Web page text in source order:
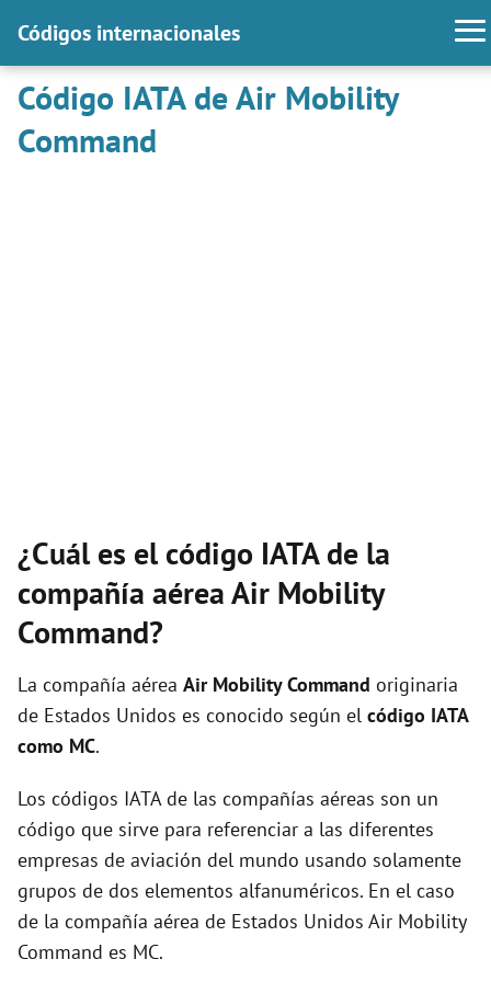
Códigos internacionales
Código IATA de Air Mobility
Command
¿Cuál es el código IATA de la
compañía aérea Air Mobility
Command?
La compañía aérea Air Mobility Command originaria
de Estados Unidos es conocido según el código IATA
como MC.
Los códigos IATA de las compañías aéreas son un
código que sirve para referenciar a las diferentes
empresas de aviación del mundo usando solamente
grupos de dos elementos alfanuméricos. En el caso
de la compañía aérea de Estados Unidos Air Mobility
Command es MC.